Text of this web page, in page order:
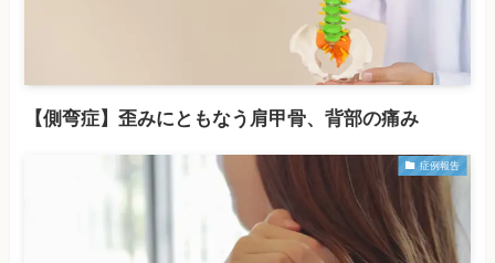
【側弯症】歪みにともなう肩甲骨、背部の痛み
症例報告